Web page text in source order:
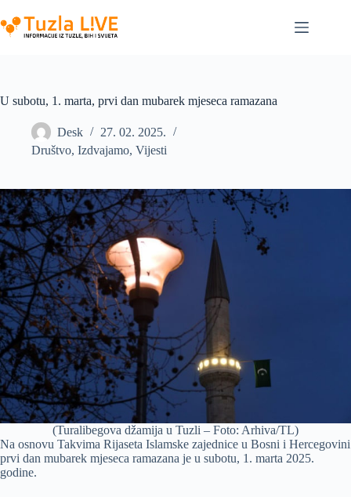
to
content
U subotu, 1. marta, prvi dan mubarek mjeseca ramazana
Desk
27. 02. 2025.
Društvo, Izdvajamo, Vijesti
(Turalibegova džamija u Tuzli – Foto: Arhiva/TL)
Na osnovu Takvima Rijaseta Islamske zajednice u Bosni i Hercegovini
prvi dan mubarek mjeseca ramazana je u subotu, 1. marta 2025.
godine.